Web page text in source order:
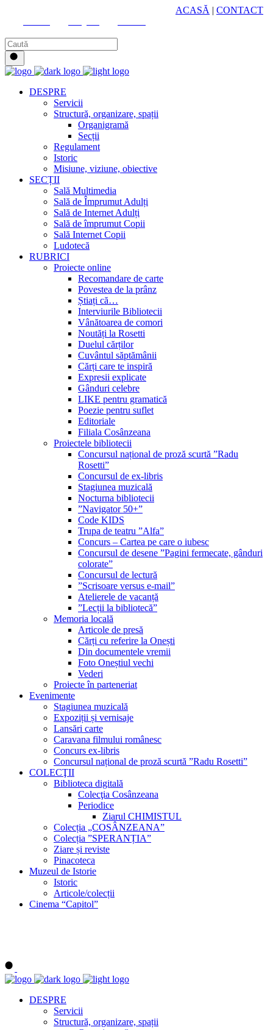
ACASĂ | CONTACT
DESPRE
Servicii
Structură, organizare, spații
Organigramă
Secții
Regulament
Istoric
Misiune, viziune, obiective
SECȚII
Sală Multimedia
Sală de Împrumut Adulți
Sală de Internet Adulți
Sală de împrumut Copii
Sală Internet Copii
Ludotecă
RUBRICI
Proiecte online
Recomandare de carte
Povestea de la prânz
Știați că…
Interviurile Bibliotecii
Vânătoarea de comori
Noutăți la Rosetti
Duelul cărților
Cuvântul săptămânii
Cărți care te inspiră
Expresii explicate
Gânduri celebre
LIKE pentru gramatică
Poezie pentru suflet
Editoriale
Filiala Cosânzeana
Proiectele bibliotecii
Concursul național de proză scurtă ”Radu
Rosetti”
Concursul de ex-libris
Stagiunea muzicală
Nocturna bibliotecii
”Navigator 50+”
Code KIDS
Trupa de teatru ”Alfa”
Concurs – Cartea pe care o iubesc
Concursul de desene ”Pagini fermecate, gânduri
colorate”
Concursul de lectură
”Scrisoare versus e-mail”
Atelierele de vacanță
”Lecții la bibliotecă”
Memoria locală
Articole de presă
Cărți cu referire la Onești
Din documentele vremii
Foto Oneștiul vechi
Vederi
Proiecte în parteneriat
Evenimente
Stagiunea muzicală
Expoziții și vernisaje
Lansări carte
Caravana filmului românesc
Concurs ex-libris
Concursul național de proză scurtă ”Radu Rosetti”
COLECŢII
Biblioteca digitală
Colecţia Cosânzeana
Periodice
Ziarul CHIMISTUL
Colecția „COSÂNZEANA”
Colecția ”SPERANȚIA”
Ziare și reviste
Pinacoteca
Muzeul de Istorie
Istoric
Articole/colecții
Cinema “Capitol”
DESPRE
Servicii
Structură, organizare, spații